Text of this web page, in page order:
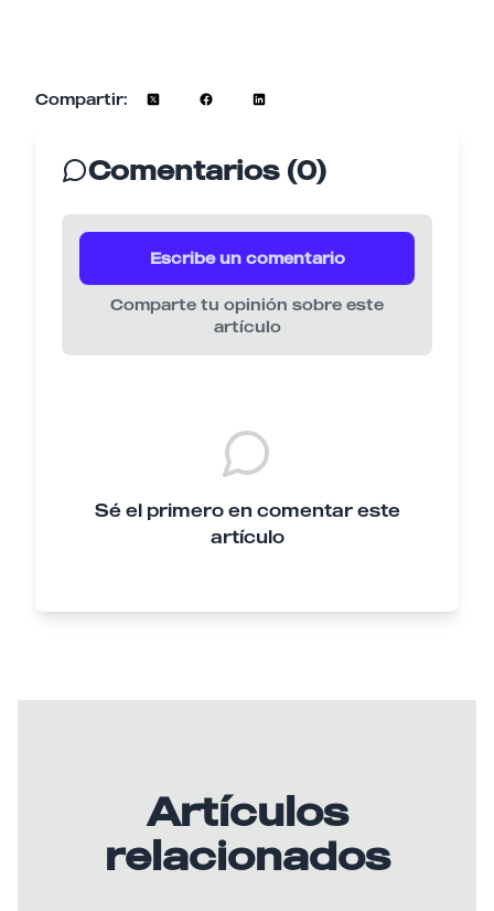
Compartir:
Comentarios (0)
Escribe un comentario
Comparte tu opinión sobre este
artículo
Sé el primero en comentar este
artículo
Artículos
relacionados